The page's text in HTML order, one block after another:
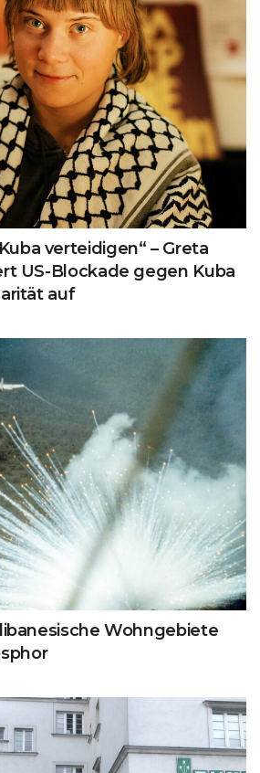
verteidigen“ – Greta
US-Blockade gegen Kuba
auf
Wohngebiete